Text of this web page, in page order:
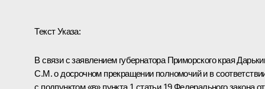
Текст Указа:
В связи с заявлением губернатора Приморского края
С.М. о досрочном прекращении полномочий и в
с подпунктом «в» пункта 1 статьи 19 Федерального закона